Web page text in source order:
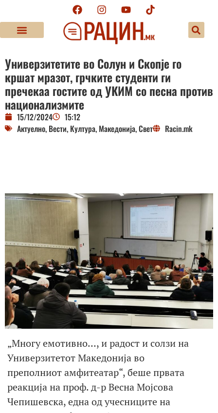
Универзитетите во Солун и Скопје го
кршат мразот, грчките студенти ги
пречекаа гостите од УКИМ со песна против
национализмите
15/12/2024
15:12
Актуелно, Вести, Култура, Македонија,Свет Racin.mk
„Многу емотивно…, и радост и солзи на
Универзитетот Македонија во
преполниот амфитеатар“, беше првата
реакција на проф. д-р Весна Мојсова
Чепишевска, една од учесниците на